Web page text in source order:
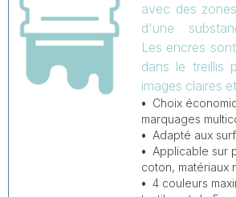
avec des
d'une
Les encres
dans le treillis
images claires
Choix
marquages
Adapté aux
Applicable sur
coton, matériaux
4 couleurs